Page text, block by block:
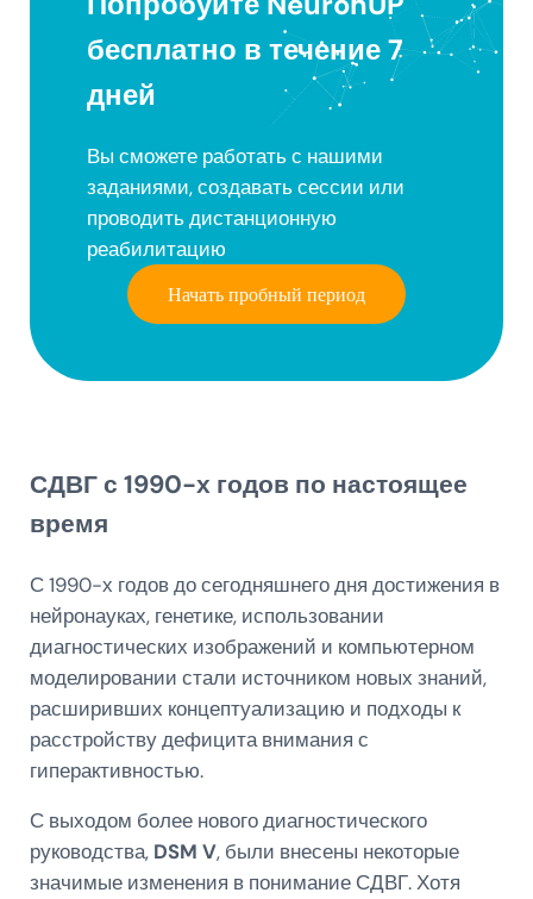
бесплатно в течение 7
дней
Вы сможете работать с нашими
заданиями, создавать сессии или
проводить дистанционную
реабилитацию
Начать пробный период
СДВГ с 1990-х годов по настоящее
время
С 1990-х годов до сегодняшнего дня достижения в
нейронауках, генетике, использовании
диагностических изображений и компьютерном
моделировании стали источником новых знаний,
расширивших концептуализацию и подходы к
расстройству дефицита внимания с
гиперактивностью.
С выходом более нового диагностического
руководства, DSM V, были внесены некоторые
значимые изменения в понимание СДВГ. Хотя